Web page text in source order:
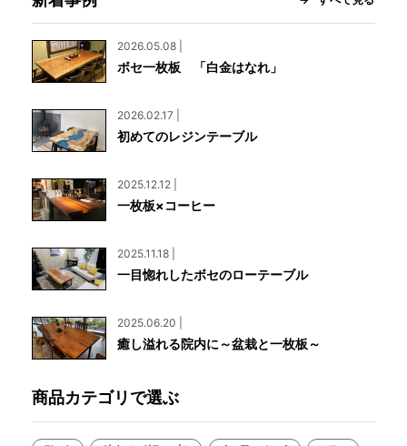
2026.05.08 |
ボセ一枚板 「白金はなれ」
2026.02.17 |
初めてのレジンテーブル
2025.12.12 |
一枚板×コーヒー
2025.11.18 |
一目惚れしたボセのローテーブル
2025.06.20 |
癒し溢れる院内に～盆栽と一枚板～
商品カテゴリで選ぶ